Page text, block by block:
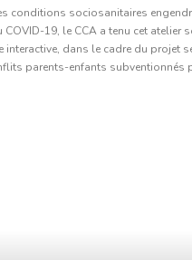
conditions sociosanitaires
19, le CCA a tenu cet atelier
interactive, dans le cadre du projet
parents-enfants subventionnés